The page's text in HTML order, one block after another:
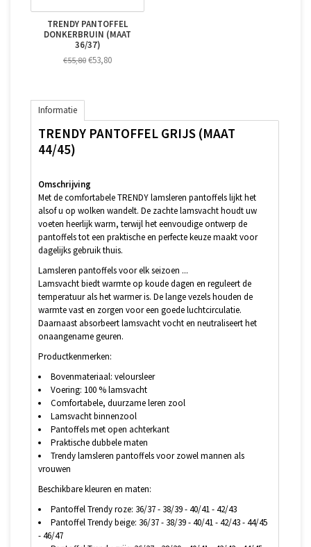
TRENDY PANTOFFEL
DONKERBRUIN (MAAT
36/37)
€55,80 €53,80
Informatie
TRENDY PANTOFFEL GRIJS (MAAT
44/45)
Omschrijving
Met de comfortabele TRENDY lamsleren pantoffels lijkt het
alsof u op wolken wandelt. De zachte lamsvacht houdt uw
voeten heerlijk warm, terwijl het eenvoudige ontwerp de
pantoffels tot een praktische en perfecte keuze maakt voor
dagelijks gebruik thuis.
Lamsleren pantoffels voor elk seizoen ...
Lamsvacht biedt warmte op koude dagen en reguleert de
temperatuur als het warmer is. De lange vezels houden de
warmte vast en zorgen voor een goede luchtcirculatie.
Daarnaast absorbeert lamsvacht vocht en neutraliseert het
onaangename geuren.
Productkenmerken:
Bovenmateriaal: veloursleer
Voering: 100 % lamsvacht
Comfortabele, duurzame leren zool
Lamsvacht binnenzool
Pantoffels met open achterkant
Praktische dubbele maten
Trendy lamsleren pantoffels voor zowel mannen als
vrouwen
Beschikbare kleuren en maten:
Pantoffel Trendy roze: 36/37 - 38/39 - 40/41 - 42/43
Pantoffel Trendy beige: 36/37 - 38/39 - 40/41 - 42/43 - 44/45
- 46/47